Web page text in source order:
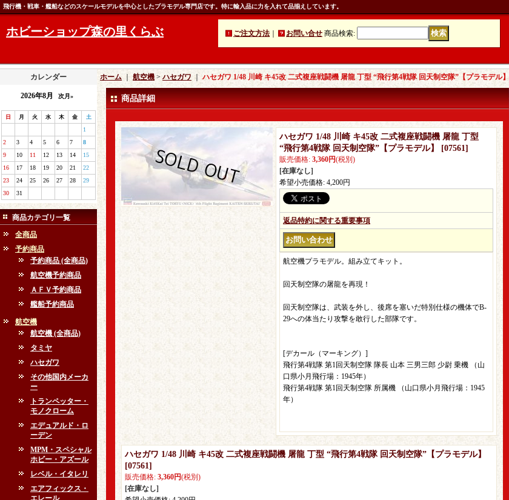
飛行機・戦車・艦船などのスケールモデルを中心としたプラモデル専門店です。特に輸入品に力を入れて品揃えしています。
ホビーショップ森の里くらぶ ご注文方法 お問い合せ 商品検索:
カレンダー
2026年8月 次月»
日 月 火 水 木 金 土
1
2
3 4 5 6 7
8
9
10 11 12 13 14
15
16
17 18 19 20 21
22
23
24 25 26 27 28
29
30
31
商品カテゴリ一覧
全商品
予約商品
予約商品 (全商品)
航空機予約商品
ＡＦＶ予約商品
艦船予約商品
航空機
航空機 (全商品)
タミヤ
ハセガワ
その他国内メーカ
ー
トランペッター・
モノクローム
エデュアルド・ロ
ーデン
MPM・スペシャル
ホビー・アズール
レベル・イタレリ
エアフィックス・
エレール
ホーム 航空機 >ハセガワ ｜ハセガワ 1/48 川崎 キ45改 二式複座戦闘機 屠龍 丁型 “飛行第4戦隊 回天制空隊”【プラモデル】
商品詳細
ハセガワ 1/48 川崎 キ45改 二式複座戦闘機 屠龍 丁型
“飛行第4戦隊 回天制空隊”【プラモデル】
[07561]
販売価格: 3,360円(税別)
[在庫なし]
希望小売価格: 4,200円
返品特約に関する重要事項
航空機プラモデル。組み立てキット。
回天制空隊の屠龍を再現！
回天制空隊は、武装を外し、後席を塞いだ特別仕様の機体でB-
29への体当たり攻撃を敢行した部隊です。
[デカール（マーキング）]
飛行第4戦隊 第1回天制空隊 隊長 山本 三男三郎 少尉 乗機 （山
口県小月飛行場：1945年）
飛行第4戦隊 第1回天制空隊 所属機 （山口県小月飛行場：1945
年）
ハセガワ 1/48 川崎 キ45改 二式複座戦闘機 屠龍 丁型 “飛行第4戦隊 回天制空隊”【プラモデル】
[07561]
販売価格: 3,360円(税別)
[在庫なし]